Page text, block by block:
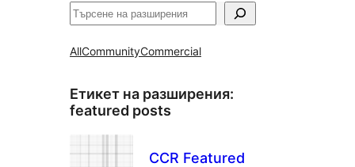
Търсене
AllCommunityCommercial
Етикет на разширения:
featured posts
CCR Featured